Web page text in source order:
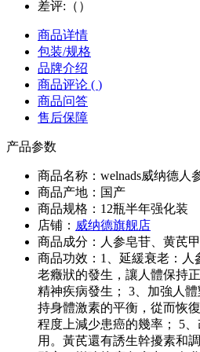
差评:（ ）
商品详情
包装/规格
品牌介绍
商品评论 ( )
商品问答
售后保障
产品参数
商品名称： welnads威纳德人
商品产地： 国产
商品规格： 12瓶半年强化装
店铺： 威纳德旗舰店
商品成分： 人参皂苷、黄芪甲
商品功效： 1、延緩衰老：
老癥狀的發生，讓人體保持
精神疾病發生； 3、加強人
持身體激素的平衡，從而恢
程度上減少患癌的幾率； 5
用。黃芪還有誘生幹擾素和